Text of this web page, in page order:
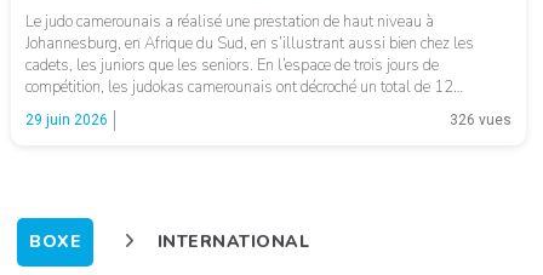
Le judo camerounais a réalisé une prestation de haut niveau à
Johannesburg, en Afrique du Sud, en s’illustrant aussi bien chez les
cadets, les juniors que les seniors. En l’espace de trois jours de
compétition, les judokas camerounais ont décroché un total de 12
médailles, confirmant la bonne santé de la discipline et l’efficacité du […]
29 juin 2026 326 vues
BOXE INTERNATIONAL